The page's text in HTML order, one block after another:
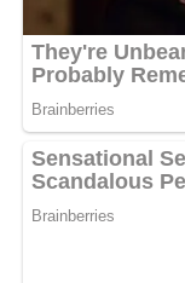
MOTS-CLÉS :